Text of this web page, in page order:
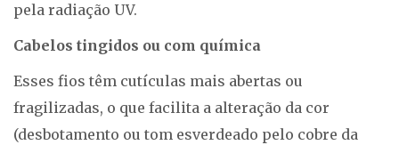
pela radiação UV.
Cabelos tingidos ou com química
Esses fios têm cutículas mais abertas ou
fragilizadas, o que facilita a alteração da cor
(desbotamento ou tom esverdeado pelo cobre da